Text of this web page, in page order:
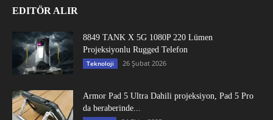
EDITÖR ALIR
8849 TANK X 5G 1080P 220 Lümen
Projeksiyonlu Rugged Telefon
Teknoloji 26 Şubat 2026
Armor Pad 5 Ultra Dahili projeksiyon, Pad 5 Pro
da beraberinde...